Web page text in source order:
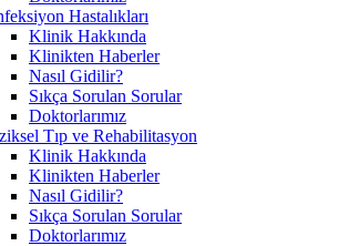
Hastalıkları
Klinik Hakkında
Klinikten Haberler
Nasıl Gidilir?
Sıkça Sorulan Sorular
Doktorlarımız
Tıp ve Rehabilitasyon
Klinik Hakkında
Klinikten Haberler
Nasıl Gidilir?
Sıkça Sorulan Sorular
Doktorlarımız